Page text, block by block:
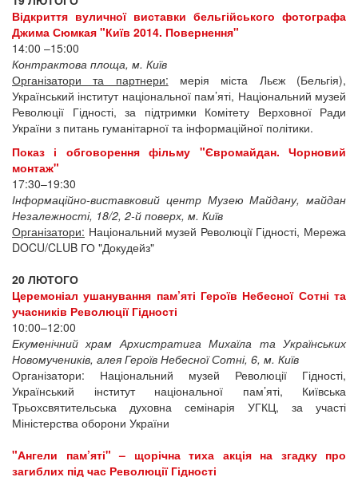
Відкриття вуличної виставки бельгійського фотографа
Джима Сюмкая "Київ 2014. Повернення"
14:00 –15:00
Контрактова площа, м. Київ
Організатори та партнери: мерія міста Льєж (Бельгія),
Український інститут національної пам’яті, Національний музей
Революції Гідності, за підтримки Комітету Верховної Ради
України з питань гуманітарної та інформаційної політики.
Показ і обговорення фільму "Євромайдан. Чорновий
монтаж"
17:30–19:30
Інформаційно-виставковий центр Музею Майдану, майдан
Незалежності, 18/2, 2-й поверх, м. Київ
Організатори: Національний музей Революції Гідності, Мережа
DOCU/CLUB ГО "Докудейз"
20 ЛЮТОГО
Церемоніал ушанування пам’яті Героїв Небесної Сотні та
учасників Революції Гідності
10:00–12:00
Екуменічний храм Архистратига Михаїла та Українських
Новомучеників, алея Героїв Небесної Сотні, 6, м. Київ
Організатори: Національний музей Революції Гідності,
Український інститут національної пам’яті, Київська
Трьохсвятительська духовна семінарія УГКЦ, за участі
Міністерства оборони України
"Ангели пам’яті" – щорічна тиха акція на згадку про
загиблих під час Революції Гідності